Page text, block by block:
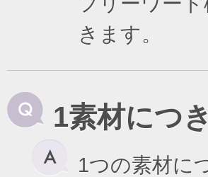
きます。
1素材につ
1つの素材に